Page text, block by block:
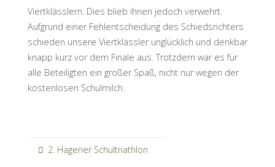
Viertklässlern. Dies blieb ihnen jedoch verwehrt.
Aufgrund einer Fehlentscheidung des Schiedsrichters
schieden unsere Viertklässler unglücklich und denkbar
knapp kurz vor dem Finale aus. Trotzdem war es für
alle Beteiligten ein großer Spaß, nicht nur wegen der
kostenlosen Schulmilch.
2. Hagener Schultriathlon